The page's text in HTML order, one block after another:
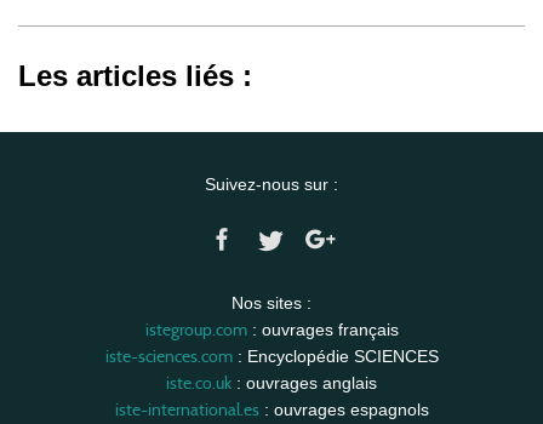
Les articles liés :
Suivez-nous sur :
Nos sites :
istegroup.com: ouvrages français
iste-sciences.com: Encyclopédie SCIENCES
iste.co.uk : ouvrages anglais
iste-international.es: ouvrages espagnols